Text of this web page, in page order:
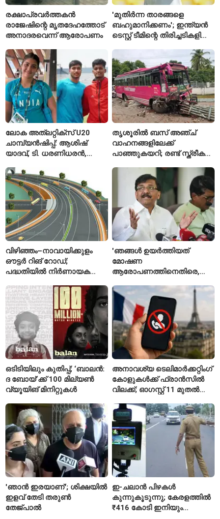
രക്ഷാപ്രവർത്തകൻ
രാജേഷിന്റെ മൃതദേഹത്തോട്
അനാദരവെന്ന് ആരോപണം
'മുതിർന്ന താരങ്ങളെ
ബഹുമാനിക്കണം'; ഇന്ത്യൻ
ടെസ്റ്റ് ടീമിന്റെ തിരിച്ചടികളിൽ
രഹാനെ
ലോക അത്‌ലറ്റിക്സ് U20
ചാമ്പ്യൻഷിപ്പ്: ആശിഷ്
യാദവ്, ടി. ധരണിധരൻ,
ഫൈനലിൽ
തൃശൂരിൽ ബസ് അഞ്ച്
വാഹനങ്ങളിലേക്ക്
പാഞ്ഞുകയറി; രണ്ട് സ്ത്രീകൾ
വിഴിഞ്ഞം–നാവായിക്കുളം
ഔട്ടർ റിങ് റോഡ്;
പദ്ധതിയിൽ നിർണായക
വിശദീകരണം
'ഞങ്ങൾ ഉയർത്തിയത്
മോഷണ
ആരോപണത്തിനെതിരെ,
റിജിജുവിന് മറുപടിയുമായി
സഞ്ജയ് റാവത്ത്
ഒടിടിയിലും കുതിപ്പ്; ‘ബാലൻ:
ദ ബോയ്’ക്ക് 100 മില്യൺ
വ്യൂയിങ് മിനിറ്റുകൾ
അനാവശ്യ ടെലിമാർക്കറ്റിംഗ്
കോളുകൾക്ക് ഫ്രാൻസിൽ
വിലക്ക്; ഓഗസ്റ്റ് 11 മുതൽ
'ഞാൻ ഇരയാണ്'; ശിക്ഷയിൽ
ഇളവ് തേടി തരുണ്‍
തേജ്പാൽ
ഇ-ചലാൻ പിഴകൾ
കുന്നുകൂടുന്നു; കേരളത്തിൽ
₹416 കോടി ഇനിയും